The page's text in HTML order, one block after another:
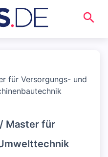
für Versorgungs- und
Master für